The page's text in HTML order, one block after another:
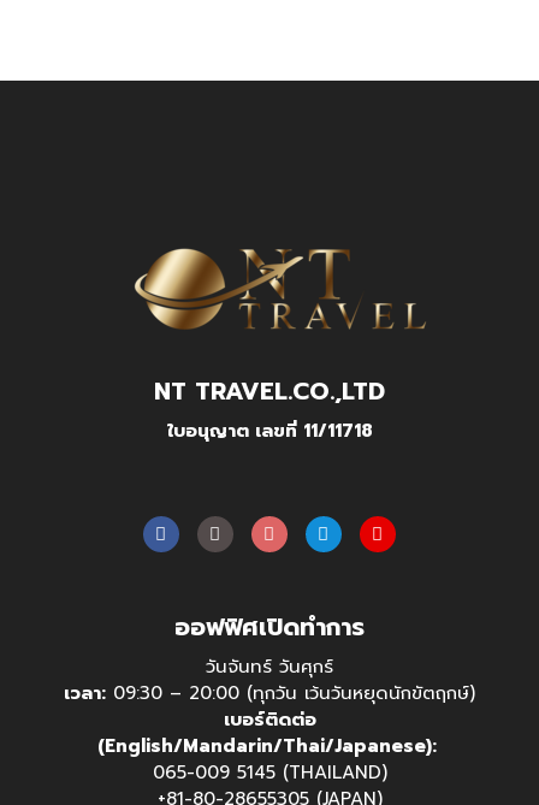
NT TRAVEL.CO.,LTD
ใบอนุญาต เลขที่ 11/11718
ออฟฟิศเปิดทำการ
วันจันทร์ วันศุกร์
เวลา: 09:30 – 20:00 (ทุกวัน เว้นวันหยุดนักขัตฤกษ์)
เบอร์ติดต่อ
(English/Mandarin/Thai/Japanese):
065-009 5145 (THAILAND)
+81-80-28655305 (JAPAN)